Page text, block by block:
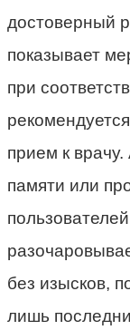
достоверный
показывает
при
прием к
памяти или
без изысков,
лишь